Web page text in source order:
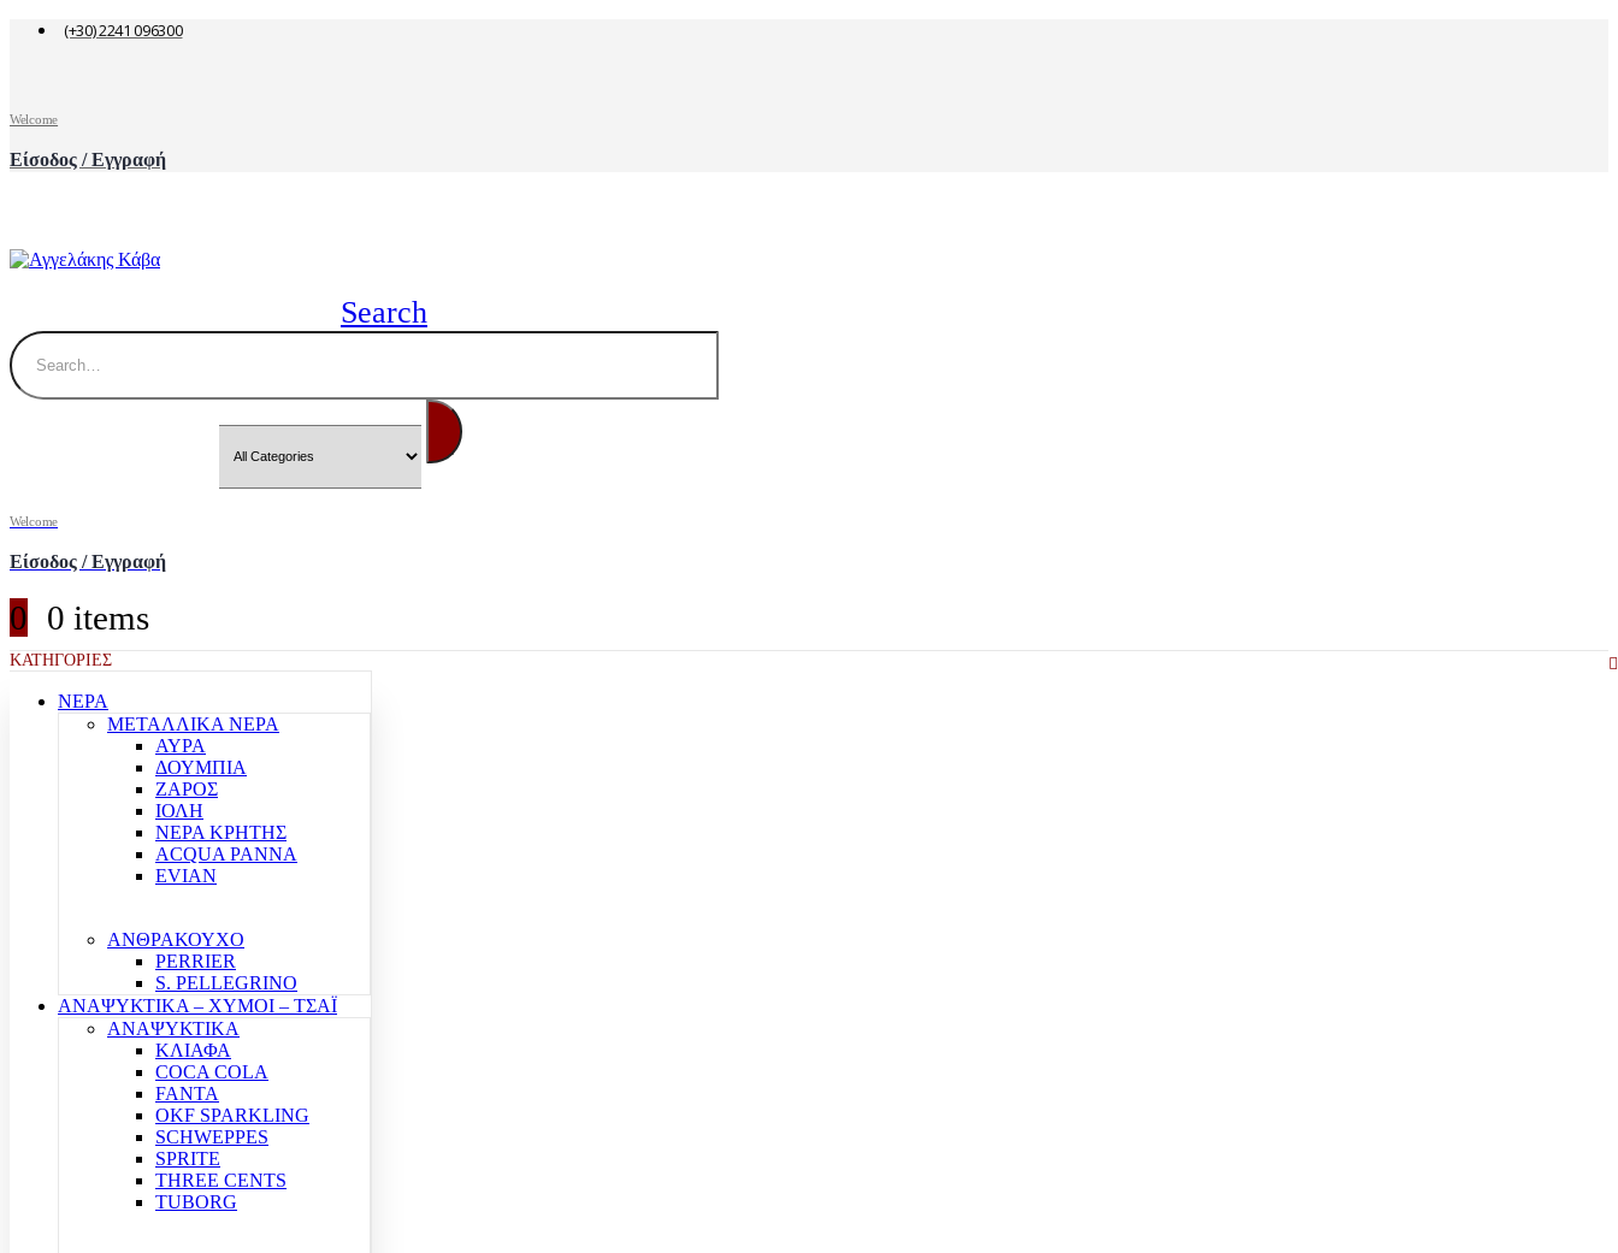
(+30) 2241 096300
Welcome
Είσοδος / Εγγραφή
Search
Welcome
Είσοδος / Εγγραφή
0 0 items
ΚΑΤΗΓΟΡΙΕΣ
ΝΕΡΑ
ΜΕΤΑΛΛΙΚΑ ΝΕΡΑ
ΑΥΡΑ
ΔΟΥΜΠΙΑ
ΖΑΡΟΣ
ΙΟΛΗ
ΝΕΡΑ ΚΡΗΤΗΣ
ACQUA PANNA
EVIAN
ΑΝΘΡΑΚΟΥΧΟ
PERRIER
S. PELLEGRINO
ΑΝΑΨΥΚΤΙΚΑ – ΧΥΜΟΙ – ΤΣΑΪ
ΑΝΑΨΥΚΤΙΚΑ
ΚΛΙΑΦΑ
COCA COLA
FANTA
OKF SPARKLING
SCHWEPPES
SPRITE
THREE CENTS
TUBORG